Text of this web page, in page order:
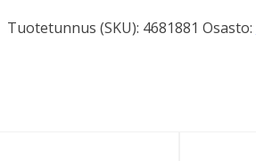
1170
Tuotetunnus (SKU): 4681881 Osasto: